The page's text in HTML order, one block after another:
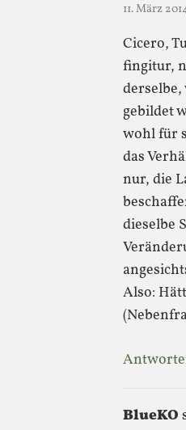
11. März
Cicero,
fingitur,
gebildet
wohl für
das
nur, die
dieselbe
Also:
BlueKO